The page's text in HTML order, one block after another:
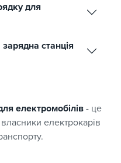
для
станція
електромобілів - це
електрокарів